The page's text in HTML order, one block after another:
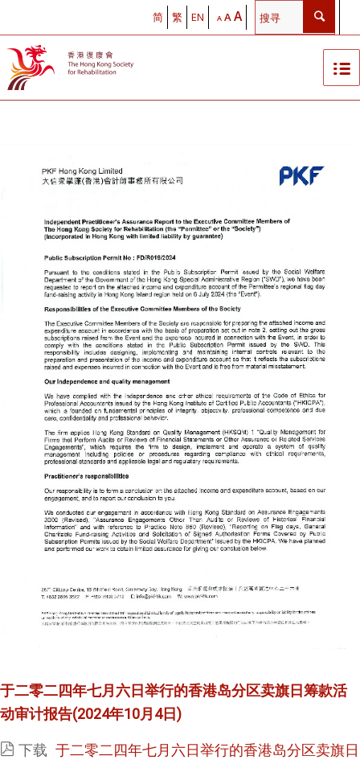
简 繁 EN A AA
于二零二四年七月六日举行的香港岛分区卖旗日筹款活
动审计报告(2024年10月4日)
下载 于二零二四年七月六日举行的香港岛分区卖旗日